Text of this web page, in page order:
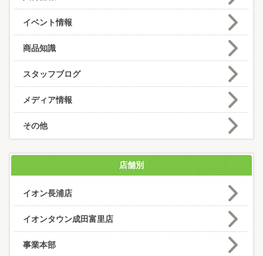
イベント情報
商品知識
スタッフブログ
メディア情報
その他
店舗別
イオン長浦店
イオンタウン成田富里店
事業本部